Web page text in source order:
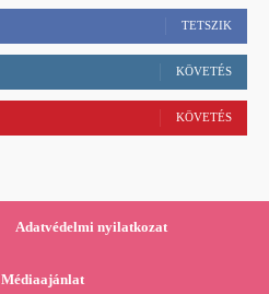
TETSZIK
KÖVETÉS
KÖVETÉS
Adatvédelmi nyilatkozat
Médiaajánlat